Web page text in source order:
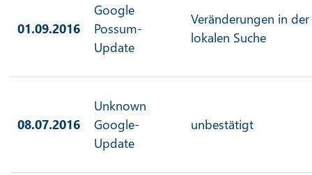
01.09.2016
Google
Possum-
Update
Veränderungen in der
lokalen Suche
08.07.2016
Unknown
Google-
Update
unbestätigt